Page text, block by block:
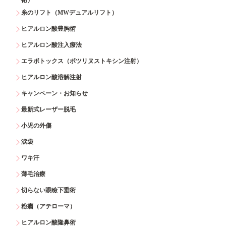
糸のリフト（MWデュアルリフト）
ヒアルロン酸豊胸術
ヒアルロン酸注入療法
エラボトックス（ボツリヌストキシン注射）
ヒアルロン酸溶解注射
キャンペーン・お知らせ
最新式レーザー脱毛
小児の外傷
涙袋
ワキ汗
薄毛治療
切らない眼瞼下垂術
粉瘤（アテローマ）
ヒアルロン酸隆鼻術